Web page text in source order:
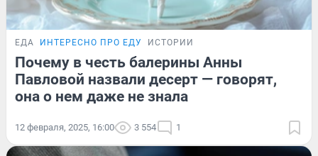
ЕДА ИНТЕРЕСНО ПРО ЕДУ ИСТОРИИ
Почему в честь балерины Анны
Павловой назвали десерт — говорят,
она о нем даже не знала
12 февраля, 2025, 16:00 3 554 1